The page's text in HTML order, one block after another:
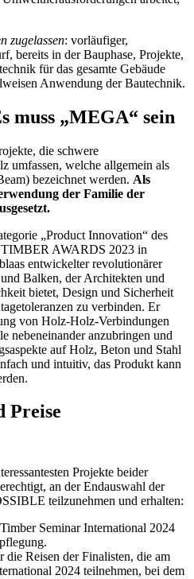
zugelassen: vorläufiger,
bereits in der Bauphase, Projekte,
für das gesamte Gebäude
Anwendung der Bautechnik.
muss „MEGA“ sein
die schwere
umfassen, welche allgemein als
bezeichnet werden. Als
der Familie der
„Product Innovation“ des
AWARDS 2023 in
entwickelter revolutionärer
Balken, der Architekten und
bietet, Design und Sicherheit
zu verbinden. Er
von Holz-Holz-Verbindungen
nebeneinander anzubringen und
auf Holz, Beton und Stahl
und intuitiv, das Produkt kann
Preise
Projekte beider
an der Endauswahl der
teilzunehmen und erhalten:
Seminar International 2024
die Reisen der Finalisten, die am
2024 teilnehmen, bei dem